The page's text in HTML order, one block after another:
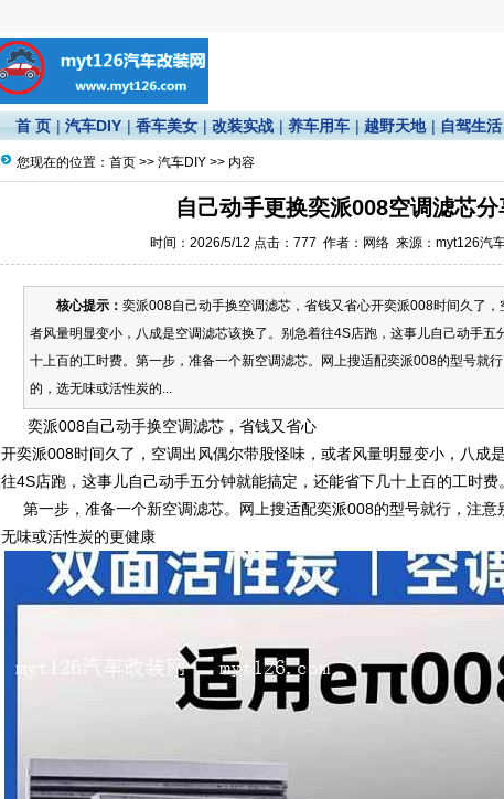
首 页 |汽车DIY |香车美女 |改装实战 |养车用车 |越野天地 |自驾生活
您现在的位置： 首页 >> 汽车DIY >> 内容
自己动手更换奕派008空调滤芯分
时间：2026/5/12 点击： 777 作者：网络 来源：myt126汽
核心提示： 奕派008自己动手换空调滤芯，省钱又省心开奕派008时间久了
者风量明显变小，八成是空调滤芯该换了。别急着往4S店跑，这事儿自己动手五
十上百的工时费。第一步，准备一个新空调滤芯。网上搜适配奕派008的型号就
的，选无味或活性炭的...
奕派008自己动手换空调滤芯，省钱又省心
开奕派008时间久了，空调出风偶尔带股怪味，或者风量明显变小，八成
往4S店跑，这事儿自己动手五分钟就能搞定，还能省下几十上百的工时费。
第一步，准备一个新空调滤芯。网上搜适配奕派008的型号就行，注意
无味或活性炭的更健康